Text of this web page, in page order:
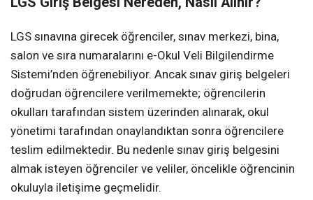
LGS sınavına girecek öğrenciler, sınav merkezi, bina,
salon ve sıra numaralarını e-Okul Veli Bilgilendirme
Sistemi’nden öğrenebiliyor. Ancak sınav giriş belgeleri
doğrudan öğrencilere verilmemekte; öğrencilerin
okulları tarafından sistem üzerinden alınarak, okul
yönetimi tarafından onaylandıktan sonra öğrencilere
teslim edilmektedir. Bu nedenle sınav giriş belgesini
almak isteyen öğrenciler ve veliler, öncelikle öğrencinin
okuluyla iletişime geçmelidir.